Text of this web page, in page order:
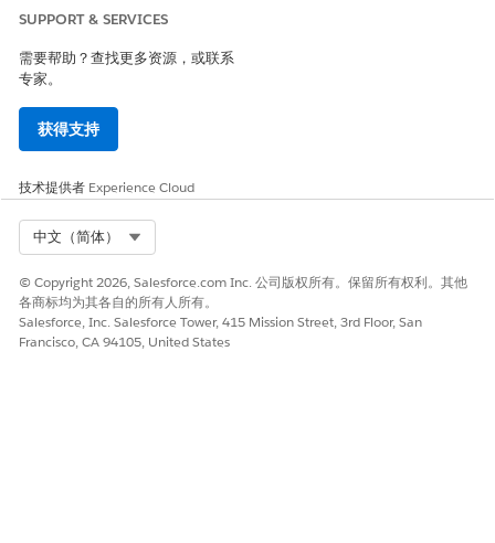
单击设置图标。
输入排名编号。
单击元素详细信息图标。
选择
保存并激活表达式集。
另请参阅：
Salesforce 帮助：表达式集
本文章是否解决您的问题？
SUPPORT & SERVICES
需要帮助？查找更多资源，或联系
专家。
获得支持
技术提供者 Experience Cloud
中文（简体）
© Copyright 2026, Salesforce.com Inc. 公司版权所有。保留所有权利。其他
各商标均为其各自的所有人所有。
Salesforce, Inc. Salesforce Tower, 415 Mission Street, 3rd Floor, San
Francisco, CA 94105, United States